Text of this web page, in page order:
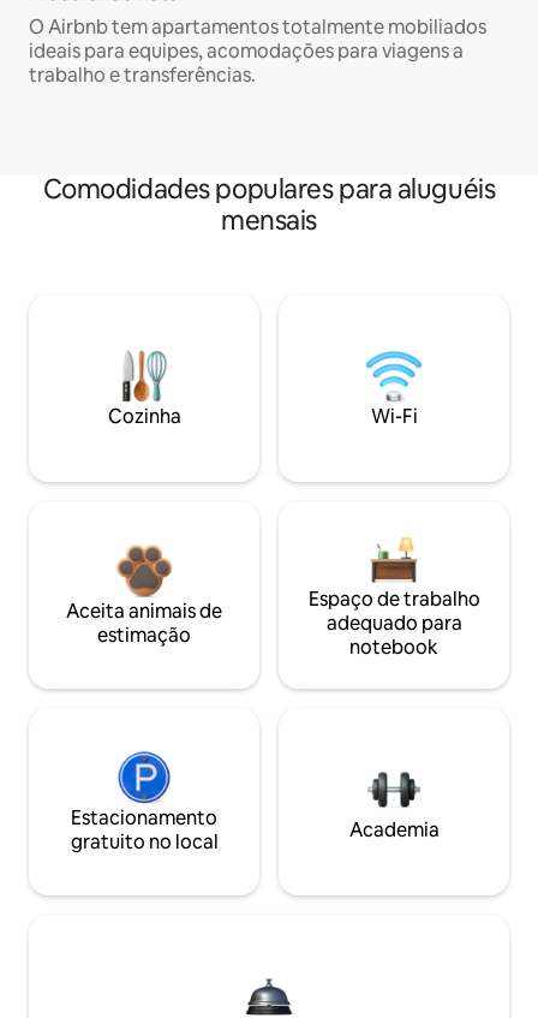
O Airbnb tem apartamentos totalmente mobiliados
ideais para equipes, acomodações para viagens a
trabalho e transferências.
Comodidades populares para aluguéis
mensais
Cozinha Wi-Fi
Aceita animais de
estimação
Espaço de trabalho
adequado para
notebook
Estacionamento
gratuito no local
Academia